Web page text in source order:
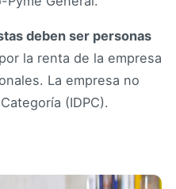
deben ser personas
la renta de la empresa
La empresa no
(IDPC).